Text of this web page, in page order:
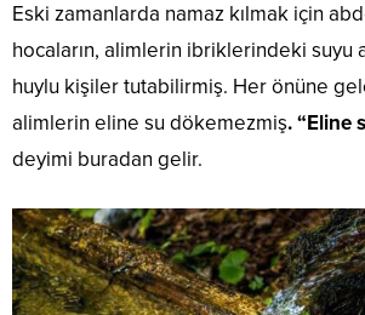
Eski zamanlarda namaz kılmak için
hocaların, alimlerin ibriklerindeki suyu
huylu kişiler tutabilirmiş. Her önüne
alimlerin eline su dökemezmiş. “Eline
deyimi buradan gelir.